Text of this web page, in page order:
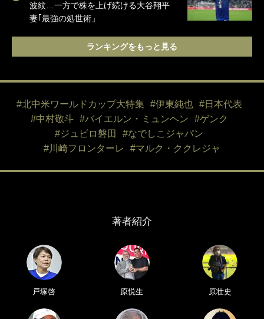
波紋…一方で株を上げ続ける大谷翔平
妻｢最強の処世術」
ランキングをもっと見る
#北中米ワールドカップ大特集 #伊東純也
#日本代表
#中村敬斗
#バイエルン・ミュンヘン
#ゲンク
#ジュビロ磐田
#なでしこジャパン
#川崎フロンターレ
#マルク・ククレジャ
著者紹介
戸塚啓 原悦生 原壮史